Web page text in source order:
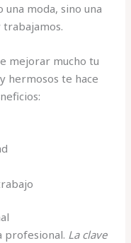
moda, sino una
mejorar mucho tu
hermosos te hace
profesional. La clave